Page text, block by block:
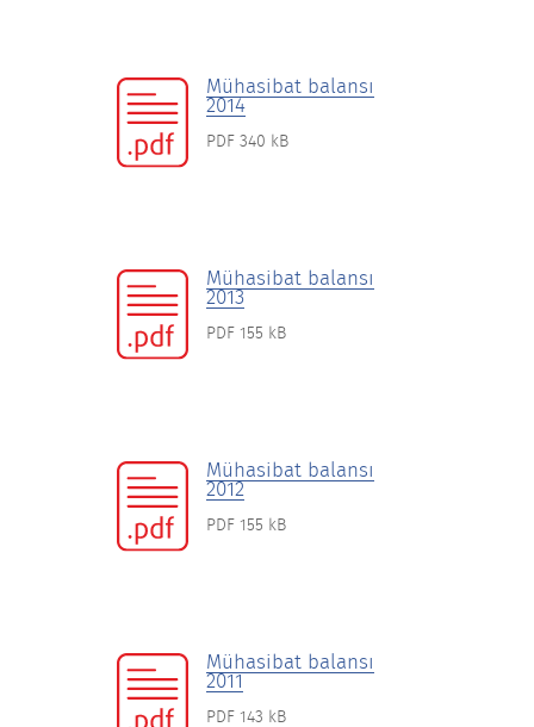
Mühasibat balansı
2014
PDF 340 kB
Mühasibat balansı
2013
PDF 155 kB
Mühasibat balansı
2012
PDF 155 kB
Mühasibat balansı
2011
PDF 143 kB